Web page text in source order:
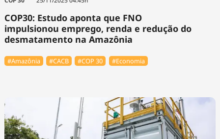
COP30: Estudo aponta que FNO
impulsionou emprego, renda e redução do
desmatamento na Amazônia
#Amazônia #⁠CACB #COP 30 #Economia